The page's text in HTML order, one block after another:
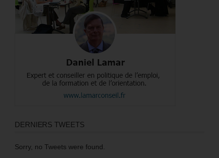
DERNIERS TWEETS
Sorry, no Tweets were found.